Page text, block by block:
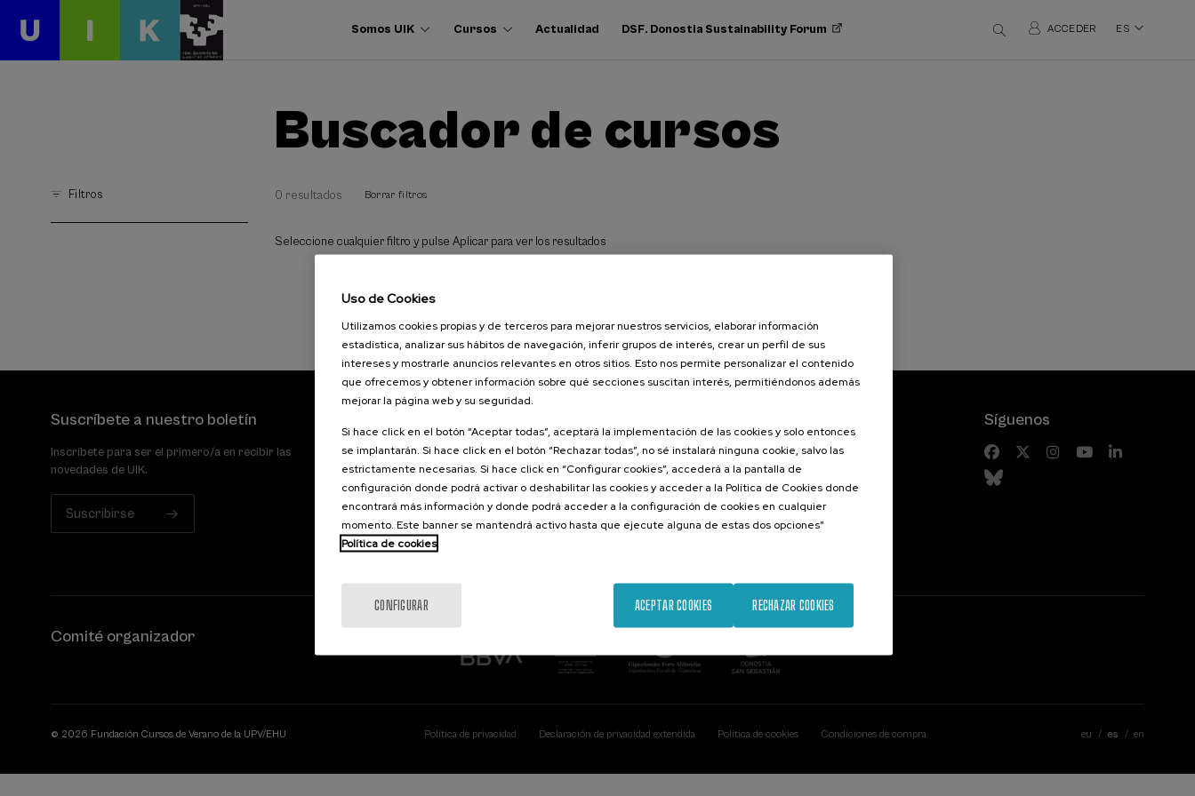
Somos UIK Cursos Actualidad DSF. Donostia Sustainability Forum ACCEDER ES
Buscador de cursos
Filtros 0 resultados Borrar filtros
Seleccione cualquier filtro y pulse Aplicar para ver los resultados
Suscríbete a nuestro boletín
Inscríbete para ser el primero/a en recibir las
novedades de UIK.
Suscribirse
Palacio Miramar
Paseo de Miraconcha, 48
20007 Donostia / San Sebastián
Gipuzkoa, Spain
Contacta con nosotros
Actividades anteriores
Síguenos
Comité organizador
© 2026 Fundación Cursos de Verano de la UPV/EHU Política de privacidad Declaración de privacidad extendida Política de cookies Condiciones de compra eu es en
Uso de Cookies
Utilizamos cookies propias y de terceros para mejorar nuestros servicios, elaborar información
estadística, analizar sus hábitos de navegación, inferir grupos de interés, crear un perfil de sus
intereses y mostrarle anuncios relevantes en otros sitios. Esto nos permite personalizar el contenido
que ofrecemos y obtener información sobre qué secciones suscitan interés, permitiéndonos además
mejorar la página web y su seguridad.
Si hace click en el botón “Aceptar todas”, aceptará la implementación de las cookies y solo entonces
se implantarán. Si hace click en el botón “Rechazar todas”, no sé instalará ninguna cookie, salvo las
estrictamente necesarias. Si hace click en “Configurar cookies”, accederá a la pantalla de
configuración donde podrá activar o deshabilitar las cookies y acceder a la Política de Cookies donde
encontrará más información y donde podrá acceder a la configuración de cookies en cualquier
momento. Este banner se mantendrá activo hasta que ejecute alguna de estas dos opciones”
Política de cookies
CONFIGURAR RECHAZAR COOKIES
ACEPTAR COOKIES